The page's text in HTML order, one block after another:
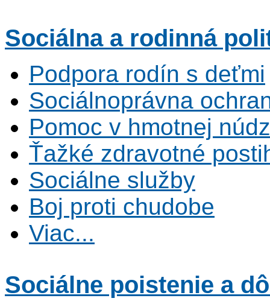
Sociálnaa rodinná
Podpora rodín s deťmi
Sociálnoprávna
Pomoc v hmotnej
Ťažké zdravotné
Sociálne služby
Boj proti chudobe
Viac...
Sociálne poistenie a